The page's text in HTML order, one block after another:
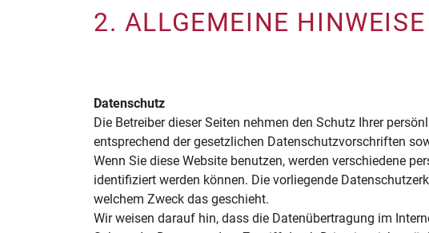
2. ALLGEMEINE
Datenschutz
Die Betreiber dieser Seiten nehmen den Schutz Ihrer
entsprechend der gesetzlichen Datenschutzvorschriften
Wenn Sie diese Website benutzen, werden verschiedene
identifiziert werden können. Die vorliegende
welchem Zweck das geschieht.
Wir weisen darauf hin, dass die Datenübertragung im